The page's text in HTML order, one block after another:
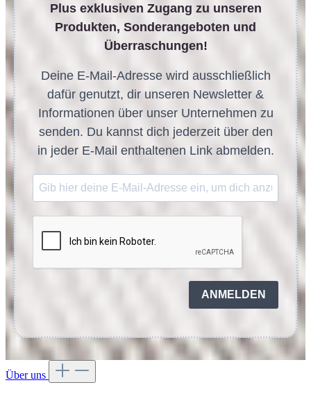
Plus exklusiven Zugang zu unseren
Produkten, Sonderangeboten und
Überraschungen!
Deine E-Mail-Adresse wird ausschließlich
dafür genutzt, dir unseren Newsletter &
Informationen über unser Unternehmen zu
senden. Du kannst dich jederzeit über den
in jeder E-Mail enthaltenen Link abmelden.
ANMELDEN
Über uns